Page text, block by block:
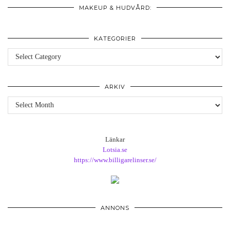
MAKEUP & HUDVÅRD:
KATEGORIER
Kategorier
ARKIV
Arkiv
Länkar
Lotsia.se
https://www.billigarelinser.se/
ANNONS